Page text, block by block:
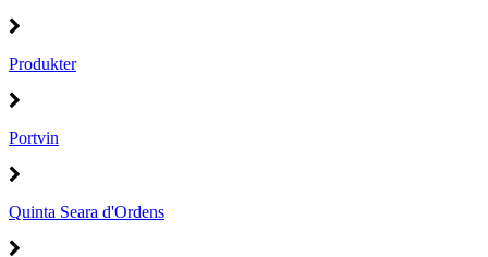
Produkter
Portvin
Quinta Seara d'Ordens